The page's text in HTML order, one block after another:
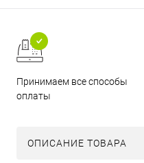
Принимаем все способы
оплаты
ОПИСАНИЕ ТОВАРА